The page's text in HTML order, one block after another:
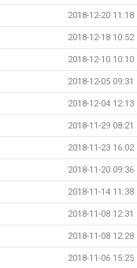
2018-12-20 11:18
2018-12-18 10:52
2018-12-10 10:10
2018-12-05 09:31
2018-12-04 12:13
2018-11-29 08:21
2018-11-23 16:02
2018-11-20 09:36
2018-11-14 11:38
2018-11-08 12:31
2018-11-08 12:28
2018-11-06 15:25